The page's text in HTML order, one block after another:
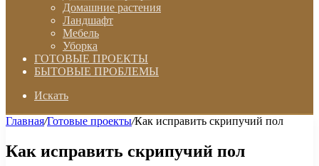
Домашние растения
Ландшафт
Мебель
Уборка
ГОТОВЫЕ ПРОЕКТЫ
БЫТОВЫЕ ПРОБЛЕМЫ
Искать
Главная/Готовые проекты/Как исправить скрипучий пол
Как исправить скрипучий пол